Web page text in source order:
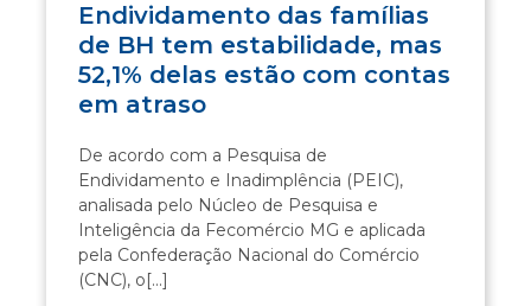
Endividamento das famílias
de BH tem estabilidade, mas
52,1% delas estão com contas
em atraso
De acordo com a Pesquisa de
Endividamento e Inadimplência (PEIC),
analisada pelo Núcleo de Pesquisa e
Inteligência da Fecomércio MG e aplicada
pela Confederação Nacional do Comércio
(CNC), o[...]